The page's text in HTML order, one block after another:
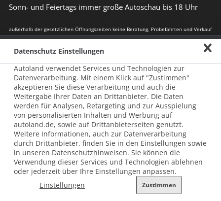
Sonn- und Feiertags immer große Autoschau bis 18 Uhr
außerhalb der gesetzlichen Öffnungszeiten keine Beratung, Probefahrten und Verkauf
© 2026 AUTOLAND 24 SE & Co. Betriebs KG
Werner-von-Siemens-Str. 2, 06796 Brehna, Deutschland
Impressum
Allgemeine Nutzungsbedingungen
Datenschutz
Hinweisgebersystem nach HinSchG
Beschwerde nach LkSG
Grundsatzerklärung zum LkSG
Datenschutz Einstellungen
Autoland verwendet Services und Technologien zur
Datenverarbeitung. Mit einem Klick auf "Zustimmen"
akzeptieren Sie diese Verarbeitung und auch die
Weitergabe Ihrer Daten an Drittanbieter. Die Daten
werden für Analysen, Retargeting und zur Ausspielung
von personalisierten Inhalten und Werbung auf
autoland.de, sowie auf Drittanbieterseiten genutzt.
Weitere Informationen, auch zur Datenverarbeitung
durch Drittanbieter, finden Sie in den Einstellungen sowie
in unseren Datenschutzhinweisen. Sie können die
Verwendung dieser Services und Technologien ablehnen
oder jederzeit über Ihre Einstellungen anpassen.
Einstellungen
Zustimmen